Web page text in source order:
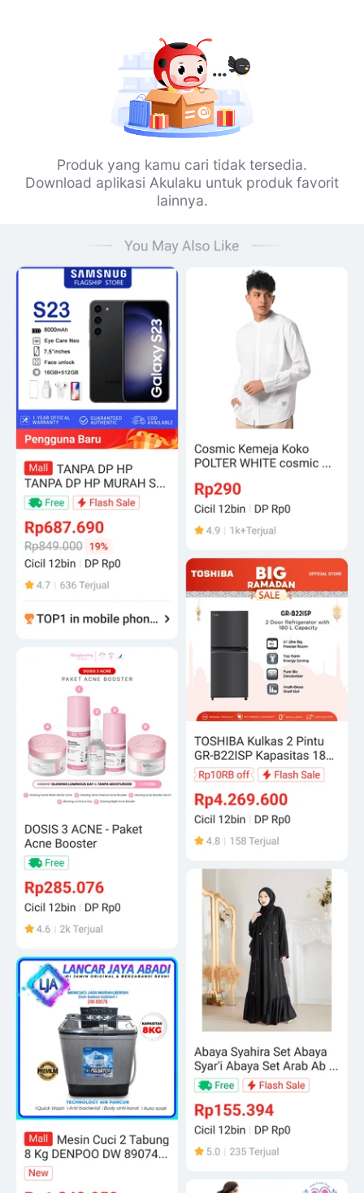
Produk yang kamu cari tidak tersedia.
Download aplikasi Akulaku untuk produk favorit
lainnya.